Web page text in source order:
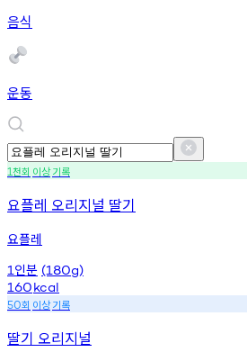
음식
운동
1천회 이상기록
요플레 오리지널 딸기
요플레
1 인분 (180g)
160kcal
50회 이상기록
딸기 오리지널